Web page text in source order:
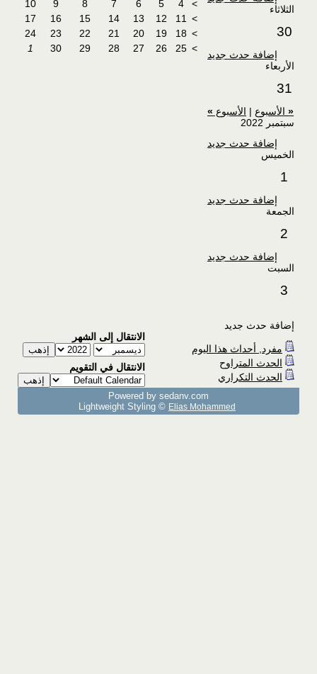
الثلاثاء
30
إضافة حدث جديد
الأربعاء
31
« الأسبوع | الأسبوع »
سبتمبر 2022
إضافة حدث جديد
الخميس
1
إضافة حدث جديد
الجمعة
2
إضافة حدث جديد
السبت
3
>
4
5
6
7
8
9
10
>
11
12
13
14
15
16
17
>
18
19
20
21
22
23
24
>
25
26
27
28
29
30
1
إضافة حدث جديد
مفرد, أحداث هذا اليوم
الحدث المتراوح
الحدث التكراري
الانتقال إلى الشهر
الانتقال في التقويم
Powered by sedany.com
Lightweight Styling © Elias Mohammed